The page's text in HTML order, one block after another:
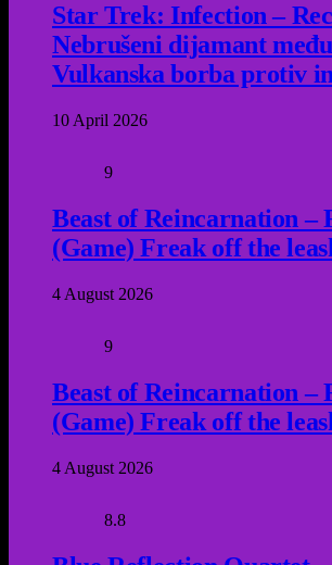
Star Trek: Infection –
Nebrušeni dijamant
Vulkanska borba protiv
10 April 2026
9
Beast of Reincarnation –
(Game) Freak off the
4 August 2026
9
Beast of Reincarnation –
(Game) Freak off the
4 August 2026
8.8